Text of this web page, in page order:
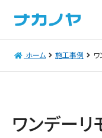
ホーム 施工事例 ワ
ワンデーリ